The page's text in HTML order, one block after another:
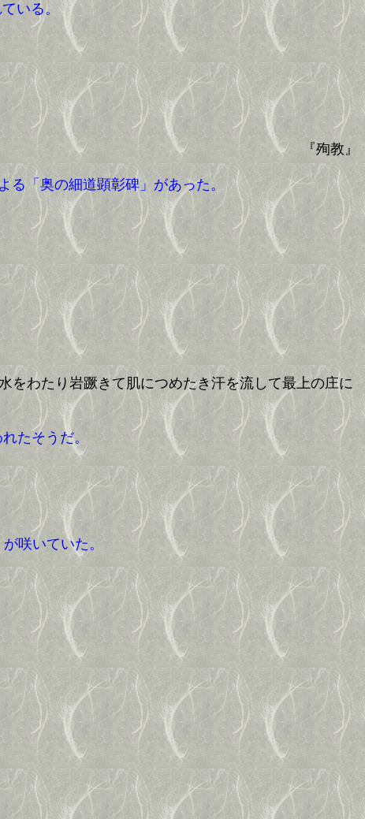
いる。
『殉教』
る「奥の細道顕彰碑」があった。
をわたり岩蹶きて肌につめたき汗を流して最上の庄に
たそうだ。
が咲いていた。